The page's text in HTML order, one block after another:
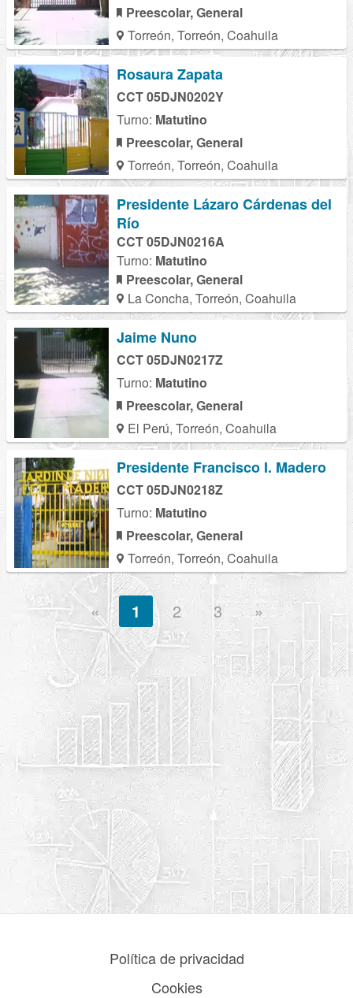
Preescolar, General
Torreón, Torreón, Coahuila
Rosaura Zapata
CCT 05DJN0202Y
Turno: Matutino
Preescolar, General
Torreón, Torreón, Coahuila
Presidente Lázaro Cárdenas del
Río
CCT 05DJN0216A
Turno: Matutino
Preescolar, General
La Concha, Torreón, Coahuila
Jaime Nuno
CCT 05DJN0217Z
Turno: Matutino
Preescolar, General
El Perú, Torreón, Coahuila
Presidente Francisco I. Madero
CCT 05DJN0218Z
Turno: Matutino
Preescolar, General
Torreón, Torreón, Coahuila
« 1 2 3 »
Política de privacidad
Cookies